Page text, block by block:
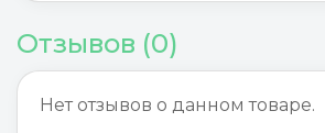
Отзывов (0)
Нет отзывов о данном товаре.